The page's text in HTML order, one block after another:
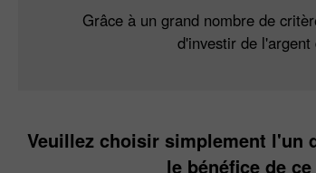
Grâce à un grand nombre de
d'investir de
Veuillez choisir simplement l'un
le bénéfice de